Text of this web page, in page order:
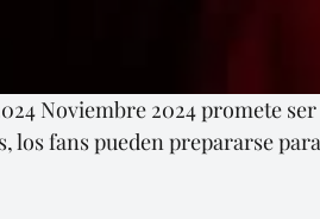
Noviembre 2024 promete
los fans pueden prepararse